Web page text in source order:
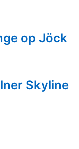
op Jöck
Skyline